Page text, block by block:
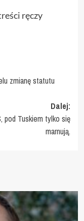
ręczy
zmianę statutu
Dalej:
pod Tuskiem tylko się
marnują.